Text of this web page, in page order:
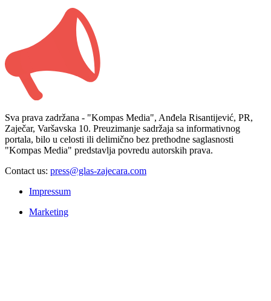
Sva prava zadržana - "Kompas Media", Anđela Risantijević, PR,
Zaječar, Varšavska 10. Preuzimanje sadržaja sa informativnog
portala, bilo u celosti ili delimično bez prethodne saglasnosti
"Kompas Media" predstavlja povredu autorskih prava.
Contact us: press@glas-zajecara.com
Impressum
Marketing